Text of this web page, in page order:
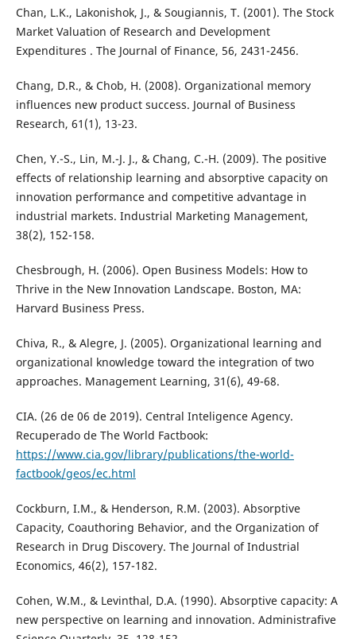
Chan, L.K., Lakonishok, J., & Sougiannis, T. (2001). The Stock
Market Valuation of Research and Development
Expenditures . The Journal of Finance, 56, 2431-2456.
Chang, D.R., & Chob, H. (2008). Organizational memory
influences new product success. Journal of Business
Research, 61(1), 13-23.
Chen, Y.-S., Lin, M.-J. J., & Chang, C.-H. (2009). The positive
effects of relationship learning and absorptive capacity on
innovation performance and competitive advantage in
industrial markets. Industrial Marketing Management,
38(2), 152-158.
Chesbrough, H. (2006). Open Business Models: How to
Thrive in the New Innovation Landscape. Boston, MA:
Harvard Business Press.
Chiva, R., & Alegre, J. (2005). Organizational learning and
organizational knowledge toward the integration of two
approaches. Management Learning, 31(6), 49-68.
CIA. (26 de 06 de 2019). Central Inteligence Agency.
Recuperado de The World Factbook:
https://www.cia.gov/library/publications/the-world-
factbook/geos/ec.html
Cockburn, I.M., & Henderson, R.M. (2003). Absorptive
Capacity, Coauthoring Behavior, and the Organization of
Research in Drug Discovery. The Journal of Industrial
Economics, 46(2), 157-182.
Cohen, W.M., & Levinthal, D.A. (1990). Absorptive capacity: A
new perspective on learning and innovation. Administrafive